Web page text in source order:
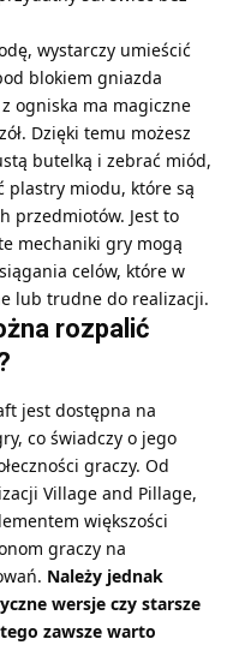
wystarczy umieścić
blokiem gniazda
ogniska ma magiczne
Dzięki temu możesz
butelką i zebrać miód,
plastry miodu, które są
przedmiotów. Jest to
mechaniki gry mogą
celów, które w
lub trudne do realizacji.
rozpalić
jest dostępna na
co świadczy o jego
graczy. Od
Village and Pillage,
większości
graczy na
Należy jednak
wersje czy starsze
zawsze warto